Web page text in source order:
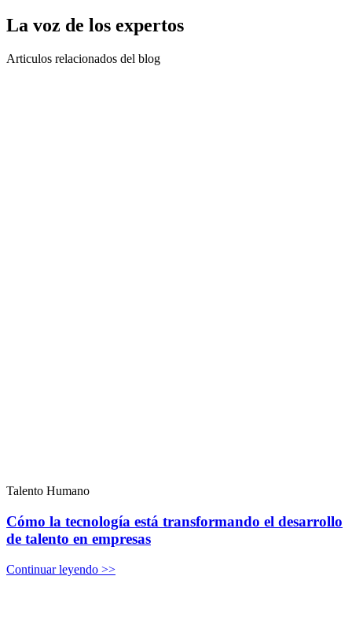
La voz de los expertos
Articulos relacionados del blog
Talento Humano
Cómo la tecnología está transformando el desarrollo
de talento en empresas
Continuar leyendo >>